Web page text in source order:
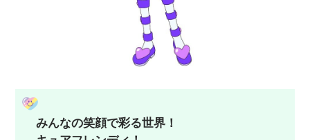
みんなの笑顔で彩る世界！